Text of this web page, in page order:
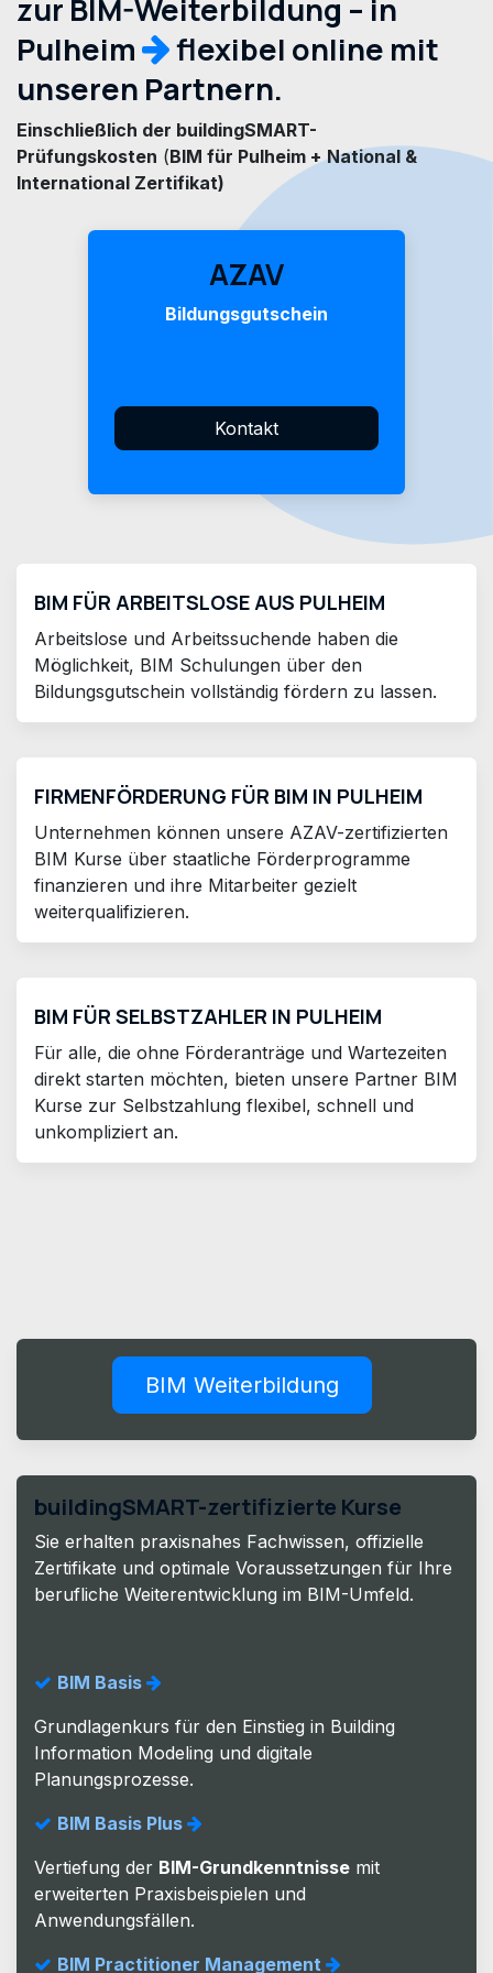
zur BIM-Weiterbildung – in
Pulheim
flexibel online mit
unseren Partnern.
Einschließlich der buildingSMART-
Prüfungskosten (BIM für Pulheim + National &
International Zertifikat)
AZAV
Bildungsgutschein
Kontakt
BIM FÜR ARBEITSLOSE AUS PULHEIM
Arbeitslose und Arbeitssuchende haben die
Möglichkeit, BIM Schulungen über den
Bildungsgutschein vollständig fördern zu lassen.
FIRMENFÖRDERUNG FÜR BIM IN PULHEIM
Unternehmen können unsere AZAV-zertifizierten
BIM Kurse über staatliche Förderprogramme
finanzieren und ihre Mitarbeiter gezielt
weiterqualifizieren.
BIM FÜR SELBSTZAHLER IN PULHEIM
Für alle, die ohne Förderanträge und Wartezeiten
direkt starten möchten, bieten unsere Partner BIM
Kurse zur Selbstzahlung flexibel, schnell und
unkompliziert an.
BIM Weiterbildung
buildingSMART-zertifizierte Kurse
Sie erhalten praxisnahes Fachwissen, offizielle
Zertifikate und optimale Voraussetzungen für Ihre
berufliche Weiterentwicklung im BIM-Umfeld.
BIM Basis
Grundlagenkurs für den Einstieg in Building
Information Modeling und digitale
Planungsprozesse.
BIM Basis Plus
Vertiefung der BIM-Grundkenntnisse mit
erweiterten Praxisbeispielen und
Anwendungsfällen.
BIM Practitioner Management